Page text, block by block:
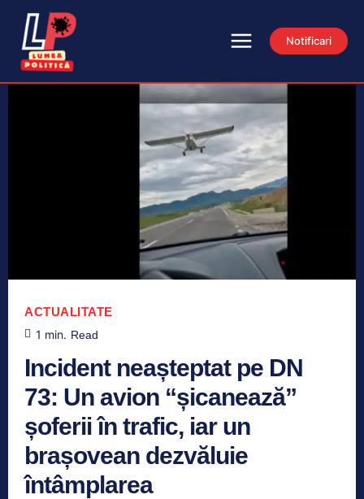
Notificari
ACTUALITATE
1 min. Read
Incident neașteptat pe DN
73: Un avion “șicanează”
șoferii în trafic, iar un
brașovean dezvăluie
întâmplarea